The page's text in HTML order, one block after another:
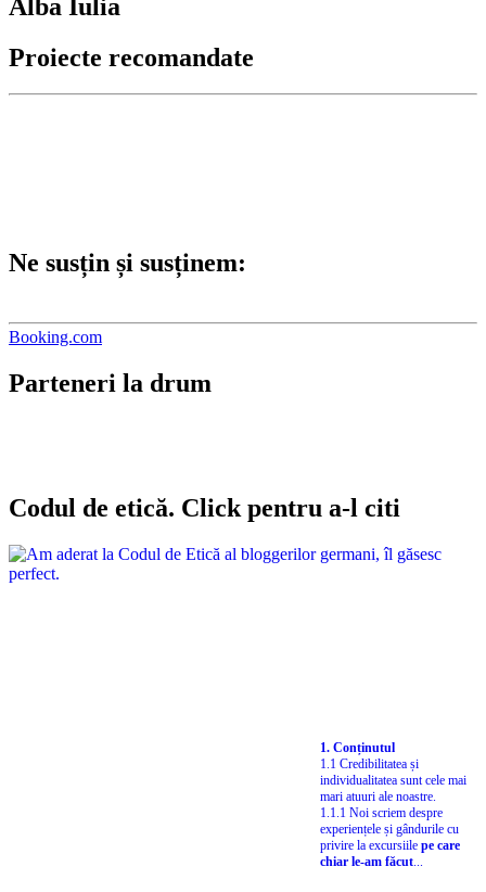
Alba Iulia
Proiecte recomandate
Ne susțin și susținem:
Booking.com
Parteneri la drum
Codul de etică. Click pentru a-l citi
1. Conținutul
1.1 Credibilitatea și
individualitatea sunt cele mai
mari atuuri ale noastre.
1.1.1 Noi scriem despre
experiențele și gândurile cu
privire la excursiile pe care
chiar le-am făcut...